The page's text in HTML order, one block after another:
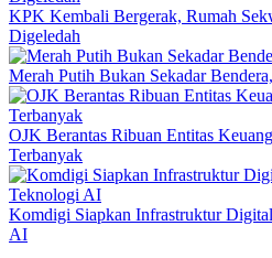
KPK Kembali Bergerak, Rumah
Digeledah
Merah Putih Bukan Sekadar
OJK Berantas Ribuan Entitas
Terbanyak
Komdigi Siapkan Infrastruktur
AI